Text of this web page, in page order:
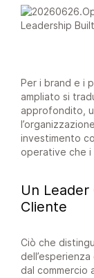
Per i brand e i
ampliato si
approfondito,
investimento
operative che
Un
Cliente
Ciò che
dal commercio